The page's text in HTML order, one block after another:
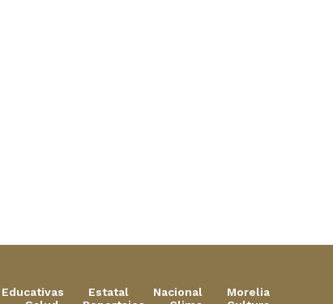
Educativas Estatal Nacional
Morelia